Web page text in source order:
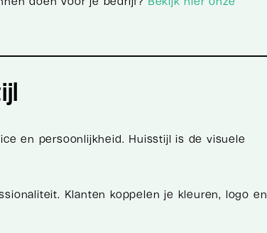
en persoonlijkheid. Huisstijl is de visuele
Klanten koppelen je kleuren, logo en